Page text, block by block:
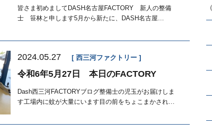
皆さま初めましてDASH名古屋FACTORY 新人の整備
士 笹林と申します5月から新たに、DASH名古屋
2024.05.27 西三河ファクトリー
令和6年5月27日 本日のFACTORY
Dash西三河FACTORYブログ整備士の児玉がお届けしま
す工場内に蚊が大量にいます目の前をちょこまかされ